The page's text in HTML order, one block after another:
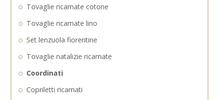
Tovaglie ricamate cotone
Tovaglie ricamate lino
Set lenzuola fiorentine
Tovaglie natalizie ricamate
Coordinati
Copriletti ricamati